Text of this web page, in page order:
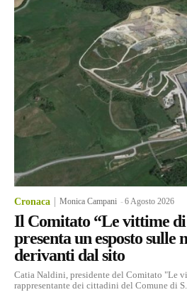
Cronaca Monica Campani -6 Agosto 2026
Il Comitato “Le vittime di
presenta un esposto sulle
derivanti dal sito
Catia Naldini, presidente del Comitato "Le
rappresentante dei cittadini del Comune di S.